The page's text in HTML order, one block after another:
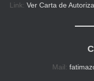
Link: Ver Carta de
Mail: